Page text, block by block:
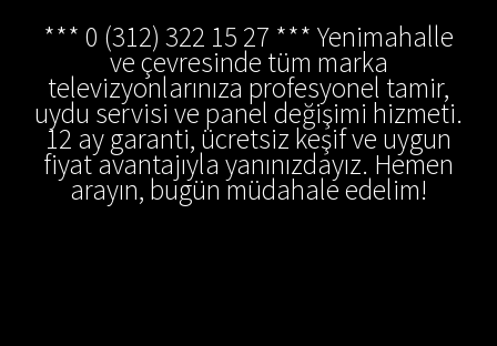
*** 0 (312) 322 15 27 *** Yenimahalle
ve çevresinde tüm marka
televizyonlarınıza profesyonel tamir,
uydu servisi ve panel değişimi hizmeti.
12 ay garanti, ücretsiz keşif ve uygun
fiyat avantajıyla yanınızdayız. Hemen
arayın, bugün müdahale edelim!